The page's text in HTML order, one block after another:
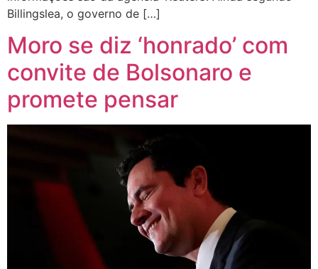
Billingslea, o governo de […]
Moro se diz ‘honrado’ com
convite de Bolsonaro e
promete pensar